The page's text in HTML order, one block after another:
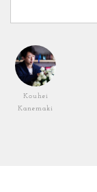
Kouhei
Kanemaki